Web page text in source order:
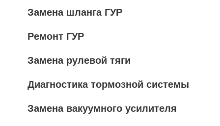
Замена шланга ГУР
Ремонт ГУР
Замена рулевой тяги
Диагностика тормозной системы
Замена вакуумного усилителя